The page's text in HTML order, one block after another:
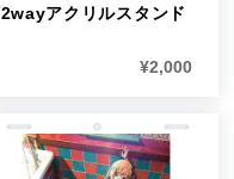
2wayアクリルスタンド
¥2,000